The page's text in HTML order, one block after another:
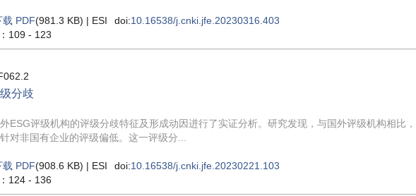
载 PDF(981.3 KB) | ESI doi:10.16538/j.cnki.jfe.20230316.403
109 - 123
分歧
ESG评级机构的评级分歧特征及形成动因进行了实证分析。研究发现，与国外评级机构相比
对非国有企业的评级偏低。这一评级分...
载 PDF(908.6 KB) | ESI doi:10.16538/j.cnki.jfe.20230221.103
124 - 136